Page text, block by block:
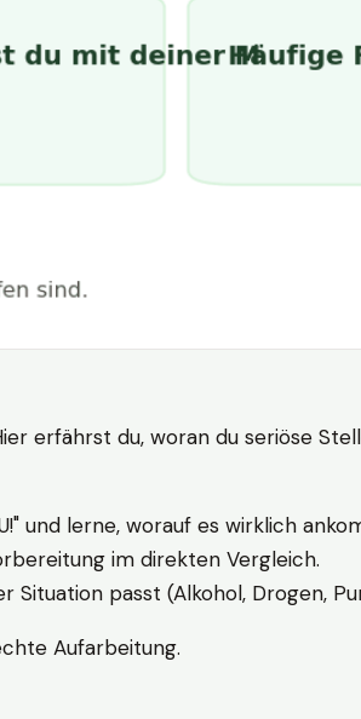
erfährst du, woran du seriöse
und lerne, worauf es wirklich
im direkten Vergleich.
passt (Alkohol, Drogen,
Aufarbeitung.